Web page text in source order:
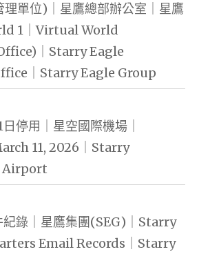
理單位)｜星鷹總部辦公室｜星鷹
1｜Virtual World
｜Starry Eagle
｜Starry Eagle Group
停用｜星空國際機場｜
11, 2026｜Starry
紀錄｜星鷹集團(SEG)｜Starry
Email Records｜Starry